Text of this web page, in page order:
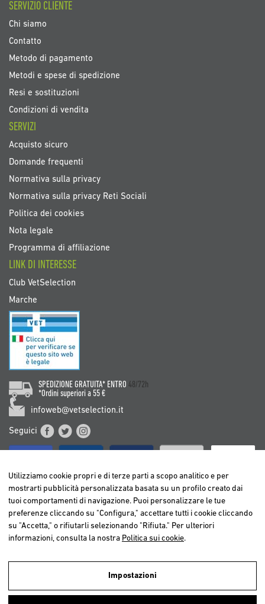
Utilizziamo cookies propri e di terze parti per realizzare analisi della
SERVIZIO CLIENTE
Chi siamo
Contatto
Metodo di pagamento
Metodi e spese di spedizione
Resi e sostituzioni
Condizioni di vendita
SERVIZI
Acquisto sicuro
Domande frequenti
Normativa sulla privacy
Normativa sulla privacy Reti Sociali
Politica dei cookies
Nota legale
Programma di affiliazione
LINK DI INTERESSE
Club VetSelection
Marche
SPEDIZIONE GRATUITA* ENTRO 48/72h
*Ordini superiori a 55 €
infoweb@vetselection.it
Seguici
BELGIË / BELGIQUE
DEUTSCHLAND
ESPAÑA
ITALIA
Utilizziamo cookie propri e di terze parti a scopo analitico e per
mostrarti pubblicità personalizzata basata su un profilo creato dai
tuoi comportamenti di navigazione. Puoi personalizzare le tue
preferenze cliccando su "Configura," accettare tutti i cookie cliccando
su "Accetta," o rifiutarli selezionando "Rifiuta." Per ulteriori
informazioni, consulta la nostra Politica sui cookie.
Impostazioni